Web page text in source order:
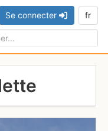
Se connecter fr